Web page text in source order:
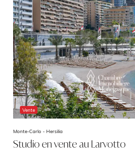
Vente
Monte-Carlo - Hersilia
Studio en vente au Larvotto